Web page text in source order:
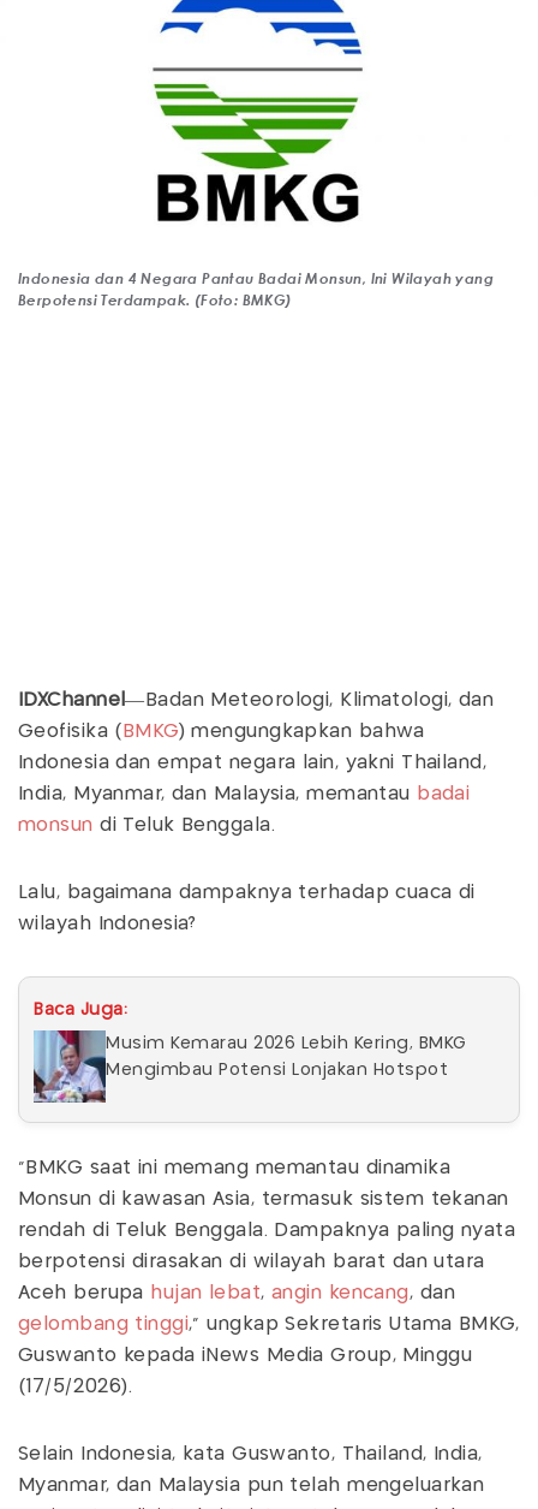
Indonesia dan 4 Negara Pantau Badai Monsun, Ini Wilayah yang
Berpotensi Terdampak. (Foto: BMKG)
IDXChannel—Badan Meteorologi, Klimatologi, dan
Geofisika ( BMKG) mengungkapkan bahwa
Indonesia dan empat negara lain, yakni Thailand,
India, Myanmar, dan Malaysia, memantau badai
monsun di Teluk Benggala.
Lalu, bagaimana dampaknya terhadap cuaca di
wilayah Indonesia?
Baca Juga:
Musim Kemarau 2026 Lebih Kering, BMKG
Mengimbau Potensi Lonjakan Hotspot
“BMKG saat ini memang memantau dinamika
Monsun di kawasan Asia, termasuk sistem tekanan
rendah di Teluk Benggala. Dampaknya paling nyata
berpotensi dirasakan di wilayah barat dan utara
Aceh berupa hujan lebat,angin kencang, dan
gelombang tinggi,” ungkap Sekretaris Utama BMKG,
Guswanto kepada iNews Media Group, Minggu
(17/5/2026).
Selain Indonesia, kata Guswanto, Thailand, India,
Myanmar, dan Malaysia pun telah mengeluarkan